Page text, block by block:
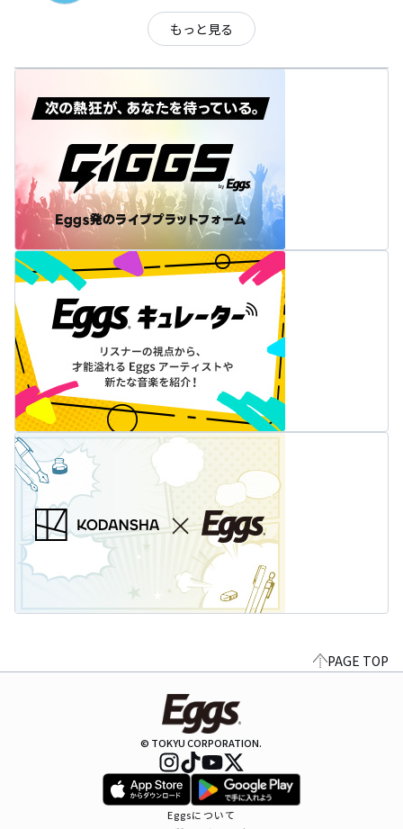
もっと見る
PAGE TOP
© TOKYU CORPORATION.
Eggsについて